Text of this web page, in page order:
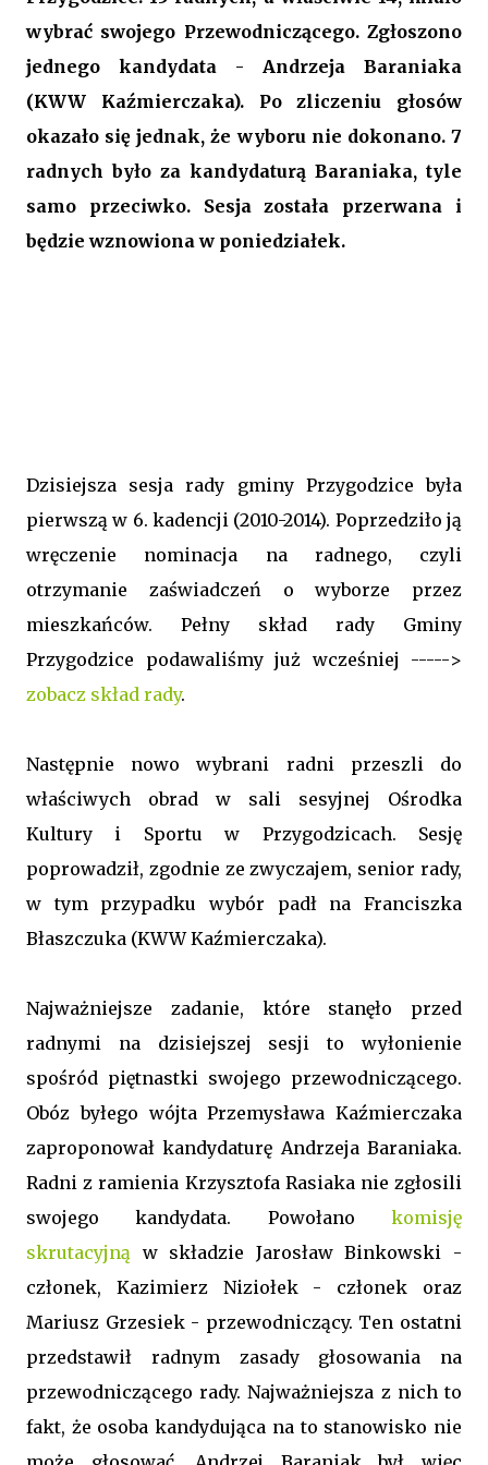
wybrać swojego Przewodniczącego. Zgłoszono
jednego kandydata - Andrzeja Baraniaka
(KWW Kaźmierczaka). Po zliczeniu głosów
okazało się jednak, że wyboru nie dokonano. 7
radnych było za kandydaturą Baraniaka, tyle
samo przeciwko. Sesja została przerwana i
będzie wznowiona w poniedziałek.
Dzisiejsza sesja rady gminy Przygodzice była
pierwszą w 6. kadencji (2010-2014). Poprzedziło ją
wręczenie nominacja na radnego, czyli
otrzymanie zaświadczeń o wyborze przez
mieszkańców. Pełny skład rady Gminy
Przygodzice podawaliśmy już wcześniej ----->
zobacz skład rady.
Następnie nowo wybrani radni przeszli do
właściwych obrad w sali sesyjnej Ośrodka
Kultury i Sportu w Przygodzicach. Sesję
poprowadził, zgodnie ze zwyczajem, senior rady,
w tym przypadku wybór padł na Franciszka
Błaszczuka (KWW Kaźmierczaka).
Najważniejsze zadanie, które stanęło przed
radnymi na dzisiejszej sesji to wyłonienie
spośród piętnastki swojego przewodniczącego.
Obóz byłego wójta Przemysława Kaźmierczaka
zaproponował kandydaturę Andrzeja Baraniaka.
Radni z ramienia Krzysztofa Rasiaka nie zgłosili
swojego kandydata. Powołano komisję
skrutacyjną w składzie Jarosław Binkowski -
członek, Kazimierz Niziołek - członek oraz
Mariusz Grzesiek - przewodniczący. Ten ostatni
przedstawił radnym zasady głosowania na
przewodniczącego rady. Najważniejsza z nich to
fakt, że osoba kandydująca na to stanowisko nie